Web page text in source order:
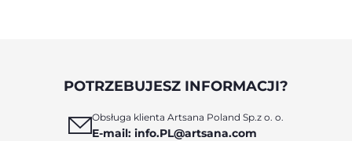
POTRZEBUJESZ INFORMACJI?
Obsługa klienta Artsana Poland Sp.z o. o.
E-mail: info.PL@artsana.com